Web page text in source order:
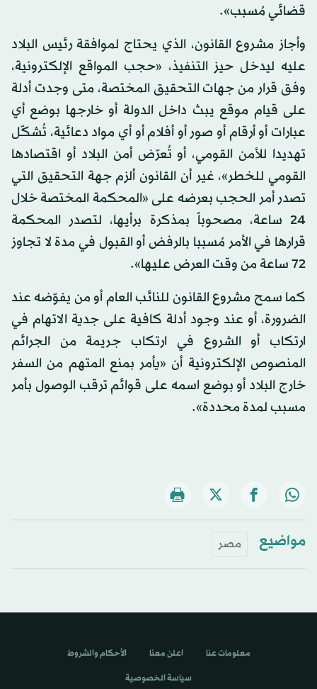
قضائي مُسبب».
وأجاز مشروع القانون، الذي يحتاج لموافقة رئيس البلاد
عليه ليدخل حيز التنفيذ، «حجب المواقع الإلكترونية،
وفق قرار من جهات التحقيق المختصة، متى وجدت أدلة
على قيام موقع يبث داخل الدولة أو خارجها بوضع أي
عبارات أو أرقام أو صور أو أفلام أو أي مواد دعائية، تُشكّل
تهديدا للأمن القومي، أو تُعرّض أمن البلاد أو اقتصادها
القومي للخطر»، غير أن القانون ألزم جهة التحقيق التي
تصدر أمر الحجب بعرضه على «المحكمة المختصة خلال
24 ساعة، مصحوباً بمذكرة برأيها، لتصدر المحكمة
قرارها في الأمر مُسببا بالرفض أو القبول في مدة لا تجاوز
72 ساعة من وقت العرض عليها».
كما سمح مشروع القانون للنائب العام أو من يفوّضه عند
الضرورة، أو عند وجود أدلة كافية على جدية الاتهام في
ارتكاب أو الشروع في ارتكاب جريمة من الجرائم
المنصوص الإلكترونية أن «يأمر بمنع المتهم من السفر
خارج البلاد أو بوضع اسمه على قوائم ترقب الوصول بأمر
مسبب لمدة محددة».
مواضيع مصر
معلومات عنا اعلن معنا الأحكام والشروط
سياسة الخصوصية